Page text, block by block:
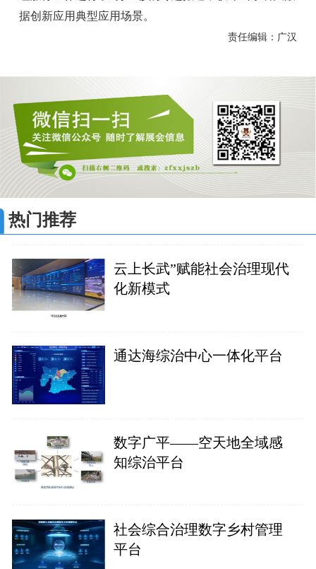
据创新应用典型应用场景。
责任编辑：广汉
热门推荐
云上长武”赋能社会治理现代
化新模式
通达海综治中心一体化平台
数字广平——空天地全域感
知综治平台
社会综合治理数字乡村管理
平台